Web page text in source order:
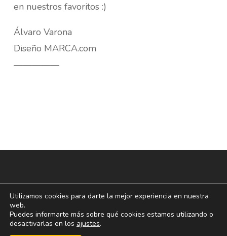
en nuestros favoritos :)
Álvaro Varona
Diseño MARCA.com
—————
Utilizamos cookies para darte la mejor experiencia en nuestra
web.
Puedes informarte más sobre qué cookies estamos utilizando o
desactivarlas en los ajustes.